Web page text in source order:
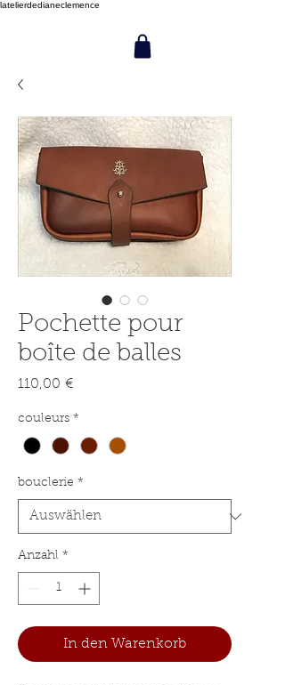
latelierdedianeclemence
Pochette pour
boîte de balles
110,00 €Preis
couleurs *
bouclerie *
Anzahl *
In den Warenkorb